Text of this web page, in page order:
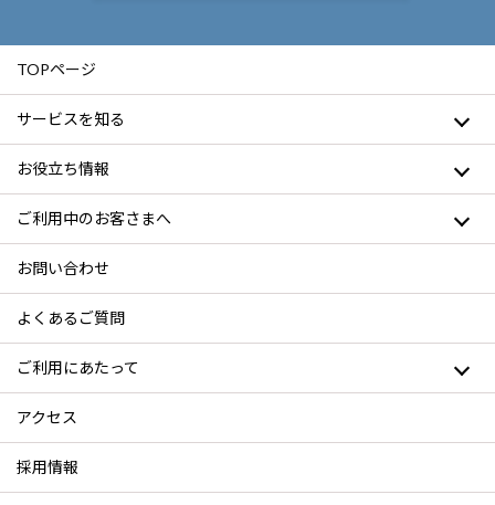
TOPページ
サービスを知る
お役立ち情報
ご利用中のお客さまへ
お問い合わせ
よくあるご質問
ご利用にあたって
アクセス
採用情報